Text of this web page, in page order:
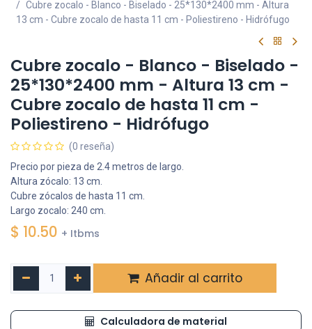
Cubre zocalo - Blanco - Biselado - 25*130*2400 mm - Altura
13 cm - Cubre zocalo de hasta 11 cm - Poliestireno - Hidrófugo
Cubre zocalo - Blanco - Biselado -
25*130*2400 mm - Altura 13 cm -
Cubre zocalo de hasta 11 cm -
Poliestireno - Hidrófugo
(0 reseña)
Precio por pieza de 2.4 metros de largo.
Altura zócalo: 13 cm.
Cubre zócalos de hasta 11 cm.
Largo zocalo: 240 cm.
$ 10.50 + Itbms
Añadir al carrito
Calculadora de material